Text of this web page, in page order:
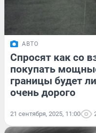
АВТО
Спросят как со
покупать
границы будет
очень дорого
21 сентября, 2025, 11:00